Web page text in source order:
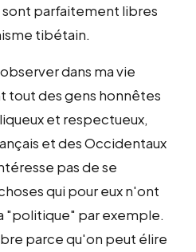
parfaitement libres
tibétain.
dans ma vie
tout des gens honnêtes
et respectueux,
et des Occidentaux
pas de se
qui pour eux n'ont
"politique" par exemple.
parce qu'on peut élire